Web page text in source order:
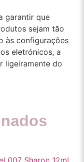
garantir que
sejam tão
às configurações
eletrónicos, a
ligeiramente do